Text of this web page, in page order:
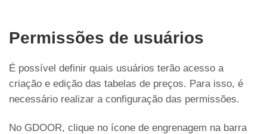
Permissões de usuários
É possível definir quais usuários terão acesso a
criação e edição das tabelas de preços. Para isso, é
necessário realizar a configuração das permissões.
No GDOOR, clique no ícone de engrenagem na barra